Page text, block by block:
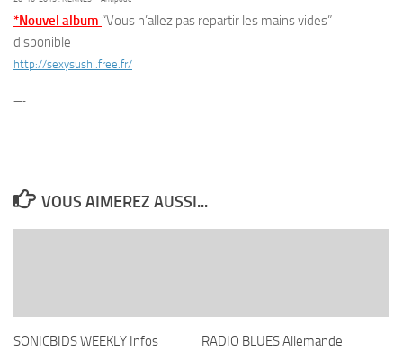
*Nouvel album “Vous n’allez pas repartir les mains vides”
disponible
http://sexysushi.free.fr/
—-
VOUS AIMEREZ AUSSI...
SONICBIDS WEEKLY Infos
RADIO BLUES Allemande